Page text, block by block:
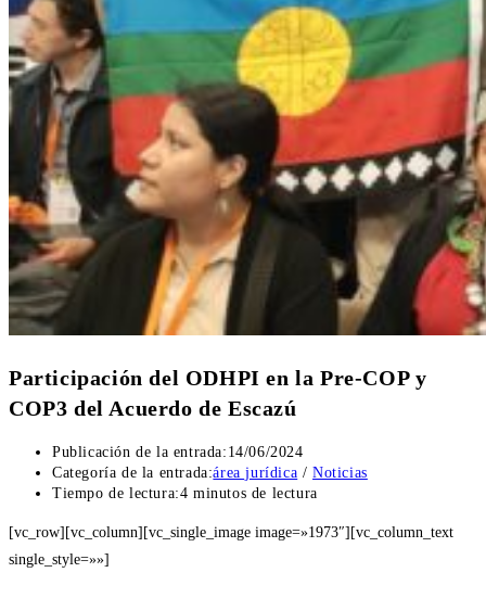
Participación del ODHPI en la Pre-COP y
COP3 del Acuerdo de Escazú
Publicación de la entrada: 14/06/2024
Categoría de la entrada:área jurídica / Noticias
Tiempo de lectura:4 minutos de lectura
[vc_row][vc_column][vc_single_image image=»1973″][vc_column_text
single_style=»»]